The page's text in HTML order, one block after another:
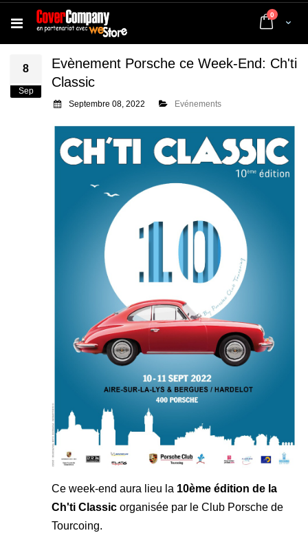
Cart
0 articles
8
Sep
Evènement Porsche ce Week-End: Ch'ti
Classic
Septembre 08, 2022 Evénements
Ce week-end aura lieu la 10ème édition de la
Ch'ti Classic organisée par le Club Porsche de
Tourcoing.